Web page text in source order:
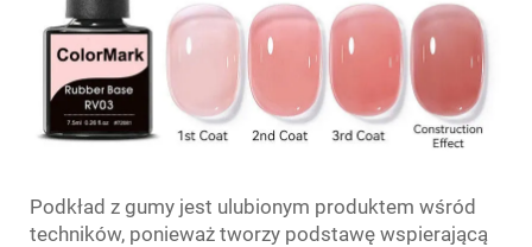
Podkład z gumy jest ulubionym produktem wśród
techników, ponieważ tworzy podstawę wspierającą